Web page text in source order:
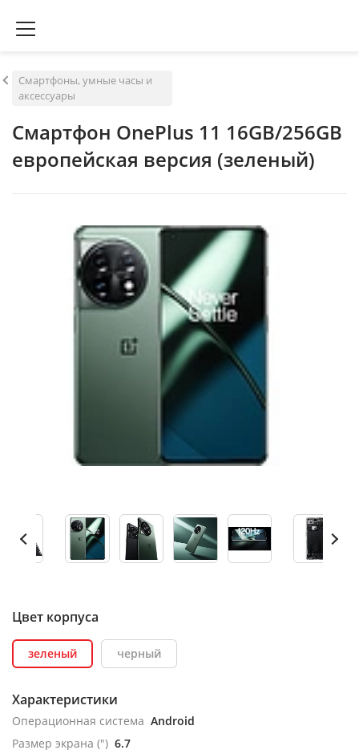
Смартфоны, умные часы и
аксессуары
Смартфон OnePlus 11 16GB/256GB
европейская версия (зеленый)
Цвет корпуса
зеленый черный
Характеристики
Операционная система Android
Размер экрана (") 6.7